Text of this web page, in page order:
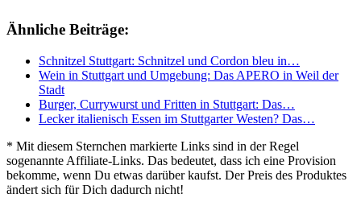
Ähnliche Beiträge:
Schnitzel Stuttgart: Schnitzel und Cordon bleu in…
Wein in Stuttgart und Umgebung: Das APERO in Weil der
Stadt
Burger, Currywurst und Fritten in Stuttgart: Das…
Lecker italienisch Essen im Stuttgarter Westen? Das…
* Mit diesem Sternchen markierte Links sind in der Regel
sogenannte Affiliate-Links. Das bedeutet, dass ich eine Provision
bekomme, wenn Du etwas darüber kaufst. Der Preis des Produktes
ändert sich für Dich dadurch nicht!